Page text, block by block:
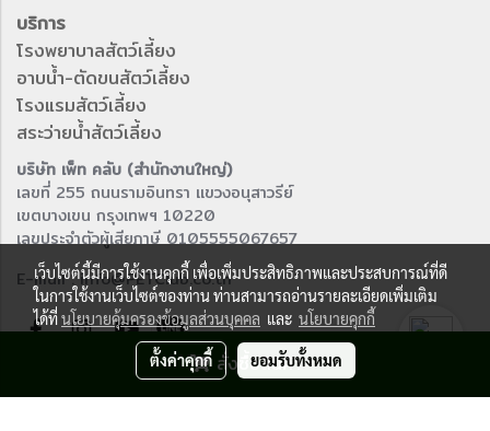
สั่งซื้อสินค้า
บริการ
โรงพยาบาลสัตว์เลี้ยง
อาบน้ำ-ตัดขนสัตว์เลี้ยง
โรงแรมสัตว์เลี้ยง
สระว่ายน้ำสัตว์เลี้ยง
บริษัท เพ็ท คลับ (สำนักงานใหญ่)
เลขที่ 255 ถนนรามอินทรา แขวงอนุสาวรีย์
เขตบางเขน กรุงเทพฯ 10220
เลขประจำตัวผู้เสียภาษี 0105555067657
E-mail : info@PETClub.co.th
เว็บไซต์นี้มีการใช้งานคุกกี้ เพื่อเพิ่มประสิทธิภาพและประสบการณ์ที่ดี
ในการใช้งานเว็บไซต์ของท่าน ท่านสามารถอ่านรายละเอียดเพิ่มเติม
ได้ที่นโยบายคุ้มครองข้อมูลส่วนบุคคล และ นโยบายคุกกี้
ตั้งค่าคุกกี้ ยอมรับทั้งหมด